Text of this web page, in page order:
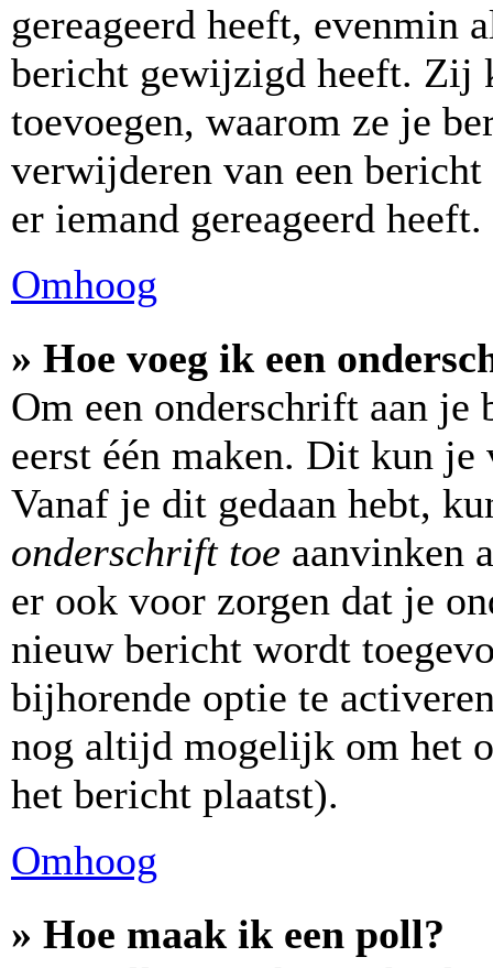
gereageerd heeft, evenmin
bericht gewijzigd heeft. Zij
toevoegen, waarom ze je
verwijderen van een
er iemand gereageerd heeft.
Omhoog
» Hoe voeg ik een
Om een onderschrift aan je
eerst één maken. Dit kun
Vanaf je dit gedaan hebt,
onderschrift toe aanvinken
er ook voor zorgen dat je
nieuw bericht wordt
bijhorende optie te
nog altijd mogelijk om het
het bericht plaatst).
Omhoog
» Hoe maak ik een poll?